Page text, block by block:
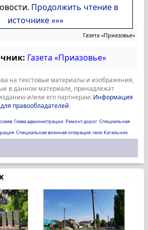
Продолжить чтение в
источнике »»»
Газета «Приазовье»
Газета «Приазовье»
на текстовые материалы и изображения,
в данном материале, принадлежат
и/или его партнерам. Информация
для правообладателей.
Глава администрации Ремонт дорог Специальная
Специальная военная операция село Кагальник